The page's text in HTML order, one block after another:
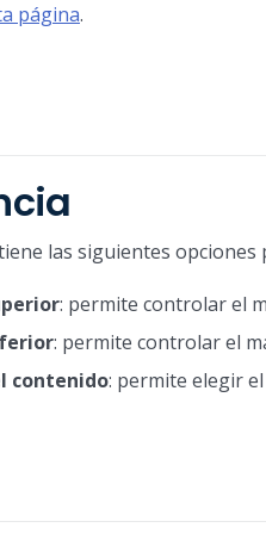
página.
las siguientes
: permite controlar el
: permite controlar el
contenido: permite elegir el